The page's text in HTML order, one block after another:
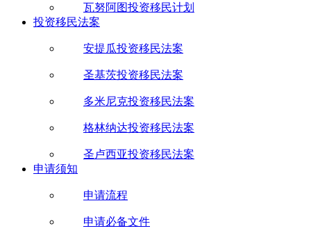
瓦努阿图投资移民计划
投资移民法案
安提瓜投资移民法案
圣基茨投资移民法案
多米尼克投资移民法案
格林纳达投资移民法案
圣卢西亚投资移民法案
申请须知
申请流程
申请必备文件